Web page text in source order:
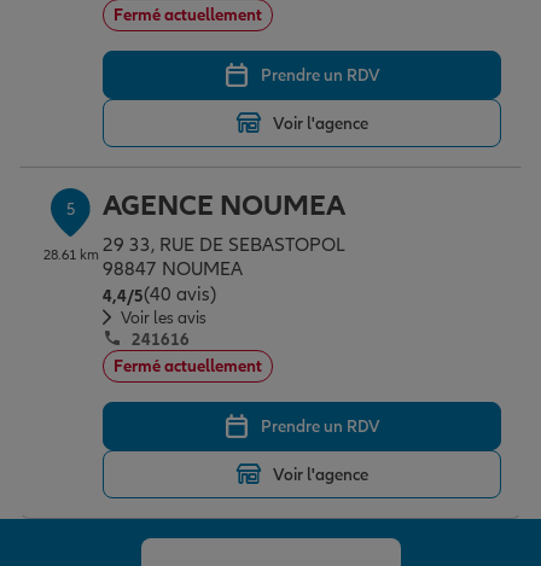
Fermé actuellement
Prendre un RDV
Voir l'agence
5
28.61 km
AGENCE NOUMEA
29 33, RUE DE SEBASTOPOL
98847 NOUMEA
4,4/5Note de 4.4 sur 5
(40 avis)
Voir les avis
241616
Fermé actuellement
Prendre un RDV
Voir l'agence